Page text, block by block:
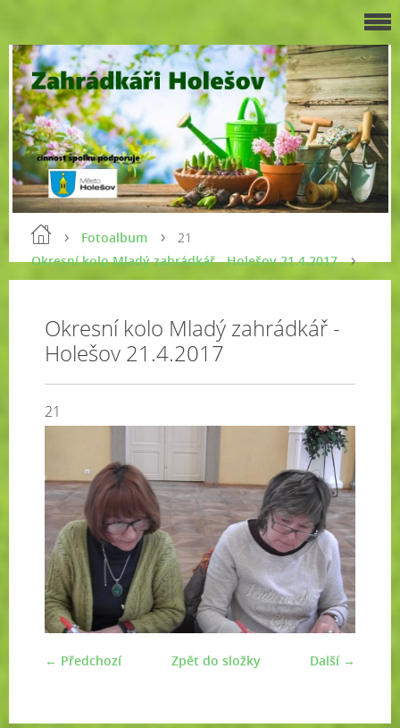
Fotoalbum
Okresní kolo Mladý zahrádkář - Holešov 21.4.2017
21
Okresní kolo Mladý zahrádkář -
Holešov 21.4.2017
21
← Předchozí Další →
Zpět do složky